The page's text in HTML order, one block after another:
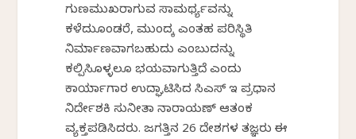
ಗುಣಮುಖರಾಗುವ ಸಾಮರ್ಥ್ಯವನ್ನು
ಕಳೆದುಕೊಂಡರೆ, ಮುಂದಕ್ಕೆ ಎಂತಹ ಪರಿಸ್ಥಿತಿ
ನಿರ್ಮಾಣವಾಗಬಹುದು ಎಂಬುದನ್ನು
ಕಲ್ಪಿಸಿಕೊಳ್ಳಲೂ ಭಯವಾಗುತ್ತಿದೆ ಎಂದು
ಕಾರ್ಯಾಗಾರ ಉದ್ಘಾಟಿಸಿದ ಸಿಎಸ್ ಇ ಪ್ರಧಾನ
ನಿರ್ದೇಶಕಿ ಸುನೀತಾ ನಾರಾಯಣ್ ಆತಂಕ
ವ್ಯಕ್ತಪಡಿಸಿದರು. ಜಗತ್ತಿನ 26 ದೇಶಗಳ ತಜ್ಞರು ಈ